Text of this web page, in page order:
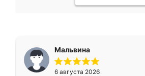
Мальвина
6 августа 2026